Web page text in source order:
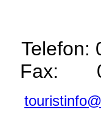
Telefon:
Fax: